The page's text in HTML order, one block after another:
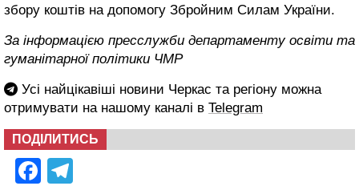
збору коштів на допомогу Збройним Силам України.
За інформацією пресслужби департаменту освіти та
гуманітарної політики ЧМР
Усі найцікавіші новини Черкас та регіону можна
отримувати на нашому каналі в Telegram
ПОДІЛИТИСЬ
Facebook